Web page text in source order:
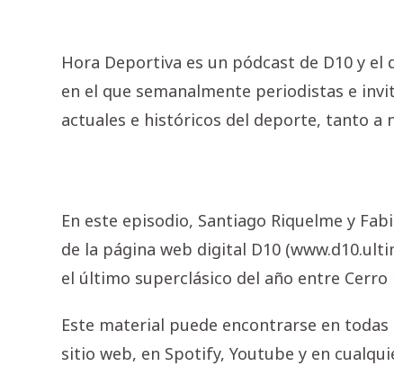
Hora Deportiva es un pódcast de D10 y
en el que semanalmente periodistas e
actuales e históricos del deporte, tanto a
En este episodio, Santiago Riquelme y
de la página web digital D10
el último superclásico del año entre Cerro
Este material puede encontrarse en
sitio web, en Spotify, Youtube y en